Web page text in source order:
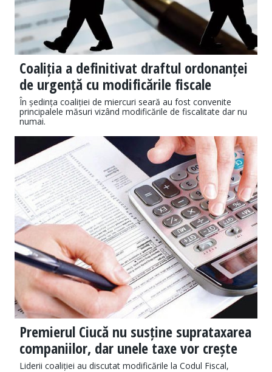
Coaliția a definitivat draftul ordonanței
de urgență cu modificările fiscale
În ședința coaliției de miercuri seară au fost convenite
principalele măsuri vizând modificările de fiscalitate dar nu
numai.
Premierul Ciucă nu susține suprataxarea
companiilor, dar unele taxe vor crește
Liderii coaliției au discutat modificările la Codul Fiscal,